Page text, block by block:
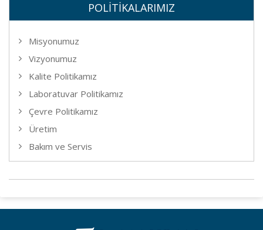
POLİTİKALARIMIZ
Misyonumuz
Vizyonumuz
Kalite Politikamız
Laboratuvar Politikamız
Çevre Politikamız
Üretim
Bakım ve Servis